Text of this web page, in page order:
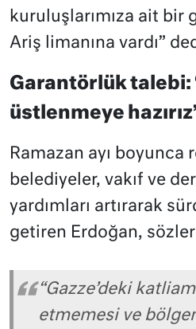
kuruluşlarımıza ait bir
Ariş limanına vardı”
Garantörlük talebi:
üstlenmeye
Ramazan ayı boyunca
belediyeler, vakıf ve
yardımları artırarak
getiren Erdoğan,
“Gazze’deki
etmemesi ve